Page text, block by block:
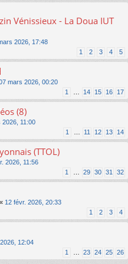
Vénissieux - La Doua IUT
2026, 17:48
1 2 3 4 5
mars 2026, 00:20
1 14 15 16 17
(8)
2026, 11:00
1 11 12 13 14
(TTOL)
2026, 11:56
1 29 30 31 32
« 12 févr. 2026, 20:33
1 2 3 4
12:04
1 23 24 25 26